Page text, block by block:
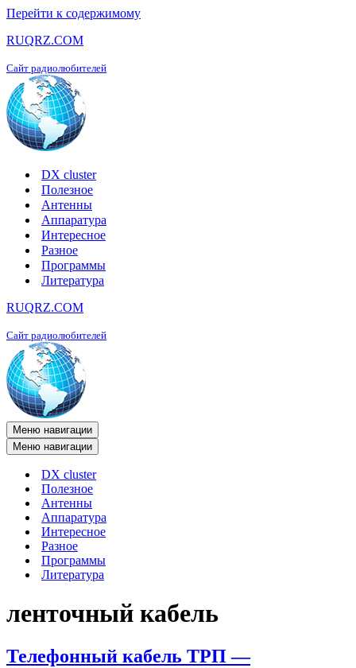
Перейти к содержимому
RUQRZ.COM
Сайт радиолюбителей
DX cluster
Полезное
Антенны
Аппаратура
Интересное
Разное
Программы
Литература
RUQRZ.COM
Сайт радиолюбителей
Меню навигации
Меню навигации
DX cluster
Полезное
Антенны
Аппаратура
Интересное
Разное
Программы
Литература
ленточный кабель
Телефонный кабель ТРП —